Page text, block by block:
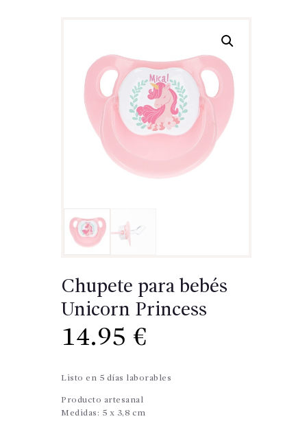
Chupete para bebés
Unicorn Princess
14.95 €
Listo en 5 días laborables
Producto artesanal
Medidas: 5 x 3,8 cm